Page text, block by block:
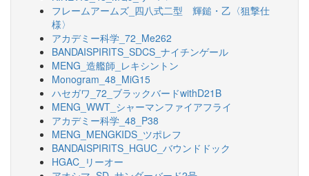
フレームアームズ_四八式二型 輝鎚・乙〈狙撃仕
様〉
アカデミー科学_72_Me262
BANDAISPIRITS_SDCS_ナイチンゲール
MENG_造艦師_レキシントン
Monogram_48_MiG15
ハセガワ_72_ブラックバードwithD21B
MENG_WWT_シャーマンファイアフライ
アカデミー科学_48_P38
MENG_MENGKIDS_ツポレフ
BANDAISPIRITS_HGUC_バウンドドック
HGAC_リーオー